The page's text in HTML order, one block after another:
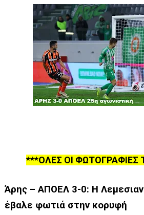
***ΟΛΕΣ ΟΙ ΦΩΤΟΓΡΑΦΙΕΣ
Άρης – ΑΠΟΕΛ 3-0: Η
έβαλε φωτιά στην κορυφή